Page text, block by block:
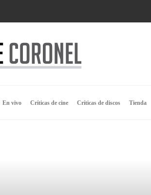
En vivo Críticas de cine Críticas de discos Tienda